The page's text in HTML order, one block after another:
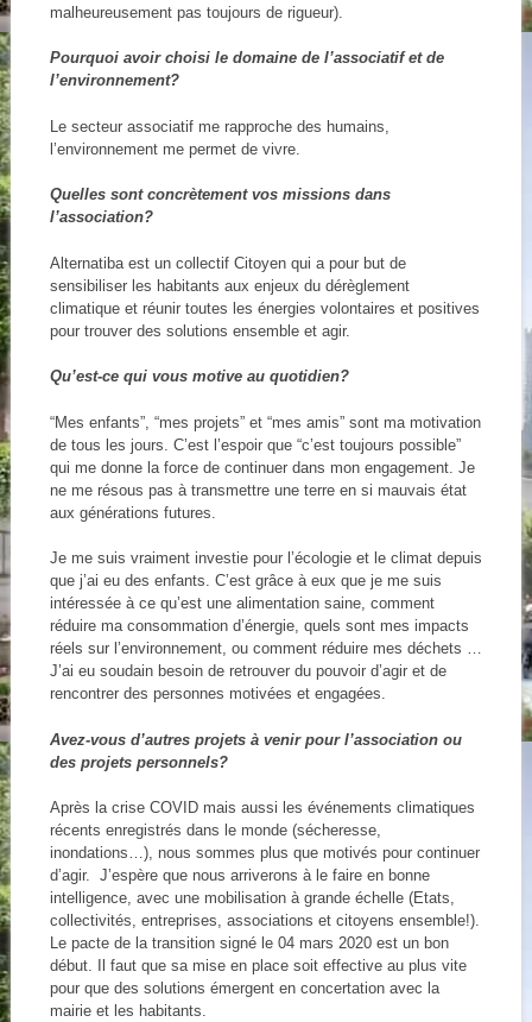
malheureusement pas toujours de rigueur).
Pourquoi avoir choisi le domaine de l’associatif et de
l’environnement?
Le secteur associatif me rapproche des humains,
l’environnement me permet de vivre.
Quelles sont concrètement vos missions dans
l’association?
Alternatiba est un collectif Citoyen qui a pour but de
sensibiliser les habitants aux enjeux du dérèglement
climatique et réunir toutes les énergies volontaires et positives
pour trouver des solutions ensemble et agir.
Qu’est-ce qui vous motive au quotidien?
“Mes enfants”, “mes projets” et “mes amis” sont ma motivation
de tous les jours. C’est l’espoir que “c’est toujours possible”
qui me donne la force de continuer dans mon engagement. Je
ne me résous pas à transmettre une terre en si mauvais état
aux générations futures.
Je me suis vraiment investie pour l’écologie et le climat depuis
que j’ai eu des enfants. C’est grâce à eux que je me suis
intéressée à ce qu’est une alimentation saine, comment
réduire ma consommation d’énergie, quels sont mes impacts
réels sur l’environnement, ou comment réduire mes déchets …
J’ai eu soudain besoin de retrouver du pouvoir d’agir et de
rencontrer des personnes motivées et engagées.
Avez-vous d’autres projets à venir pour l’association ou
des projets personnels?
Après la crise COVID mais aussi les événements climatiques
récents enregistrés dans le monde (sécheresse,
inondations…), nous sommes plus que motivés pour continuer
d’agir. J’espère que nous arriverons à le faire en bonne
intelligence, avec une mobilisation à grande échelle (Etats,
collectivités, entreprises, associations et citoyens ensemble!).
Le pacte de la transition signé le 04 mars 2020 est un bon
début. Il faut que sa mise en place soit effective au plus vite
pour que des solutions émergent en concertation avec la
mairie et les habitants.